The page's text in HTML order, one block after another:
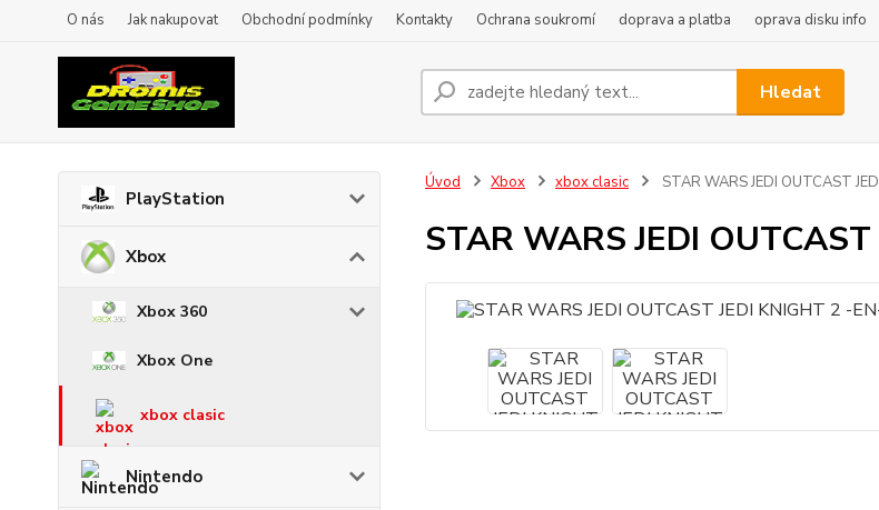
O nás Jak nakupovat Obchodní podmínky Kontakty Ochrana soukromí doprava a platba oprava disku info
Hledat
PlayStation
Xbox
Xbox 360
Xbox One
xbox clasic
Nintendo
Úvod Xbox xbox clasic STAR WARS JEDI OUTCAST
STAR WARS JEDI